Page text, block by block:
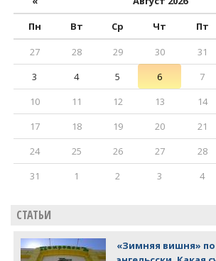
Пн
Вт Ср Чт Пт
27
28 29 30 31
3
4 5 6 7
10
11 12 13 14
17
18 19 20 21
24
25 26 27 28
31
1 2 3 4
СТАТЬИ
«Зимняя вишня»